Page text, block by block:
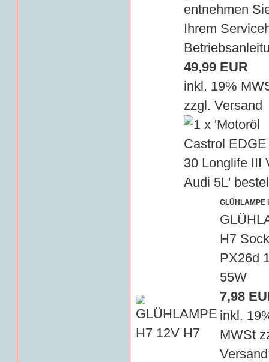
entnehmen
Ihrem
49,99 EUR
inkl. 19%
zzgl. Versand
GLÜHLAMPE
H7
PX26d
55W
7,98
inkl.
MWSt
Versand